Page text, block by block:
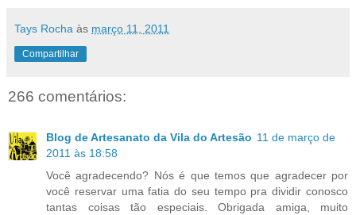
Tays Rocha às março 11, 2011
Compartilhar
266 comentários:
Blog de Artesanato da Vila do Artesão 11 de março de
2011 às 18:58
Você agradecendo? Nós é que temos que agradecer por
você reservar uma fatia do seu tempo pra dividir conosco
tantas coisas tão especiais. Obrigada amiga, muito